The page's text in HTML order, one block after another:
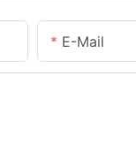
E-Mail